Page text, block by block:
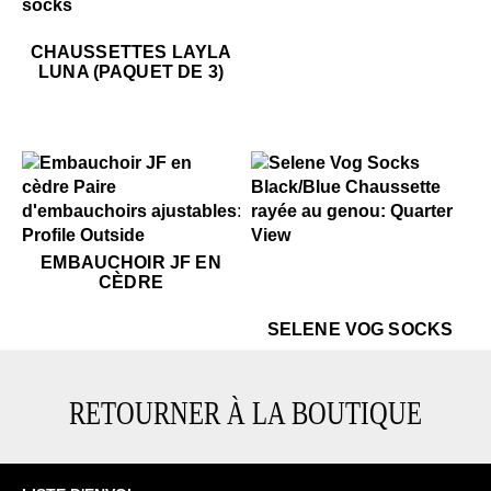
$50
CHAUSSETTES LAYLA
LUNA (PAQUET DE 3)
Embauchoir JF en cèdre
EMBAUCHOIR JF EN
CÈDRE
SELENE VOG SOCKS
RETOURNER À LA BOUTIQUE